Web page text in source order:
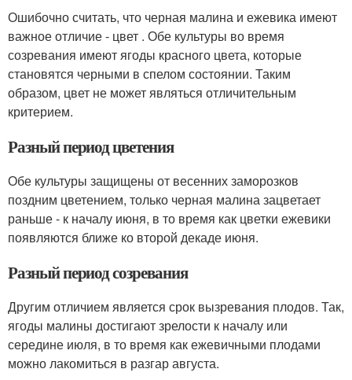
Ошибочно считать, что черная малина и ежевика имеют
важное отличие - цвет . Обе культуры во время
созревания имеют ягоды красного цвета, которые
становятся черными в спелом состоянии. Таким
образом, цвет не может являться отличительным
критерием.
Разный период цветения
Обе культуры защищены от весенних заморозков
поздним цветением, только черная малина зацветает
раньше - к началу июня, в то время как цветки ежевики
появляются ближе ко второй декаде июня.
Разный период созревания
Другим отличием является срок вызревания плодов. Так,
ягоды малины достигают зрелости к началу или
середине июля, в то время как ежевичными плодами
можно лакомиться в разгар августа.